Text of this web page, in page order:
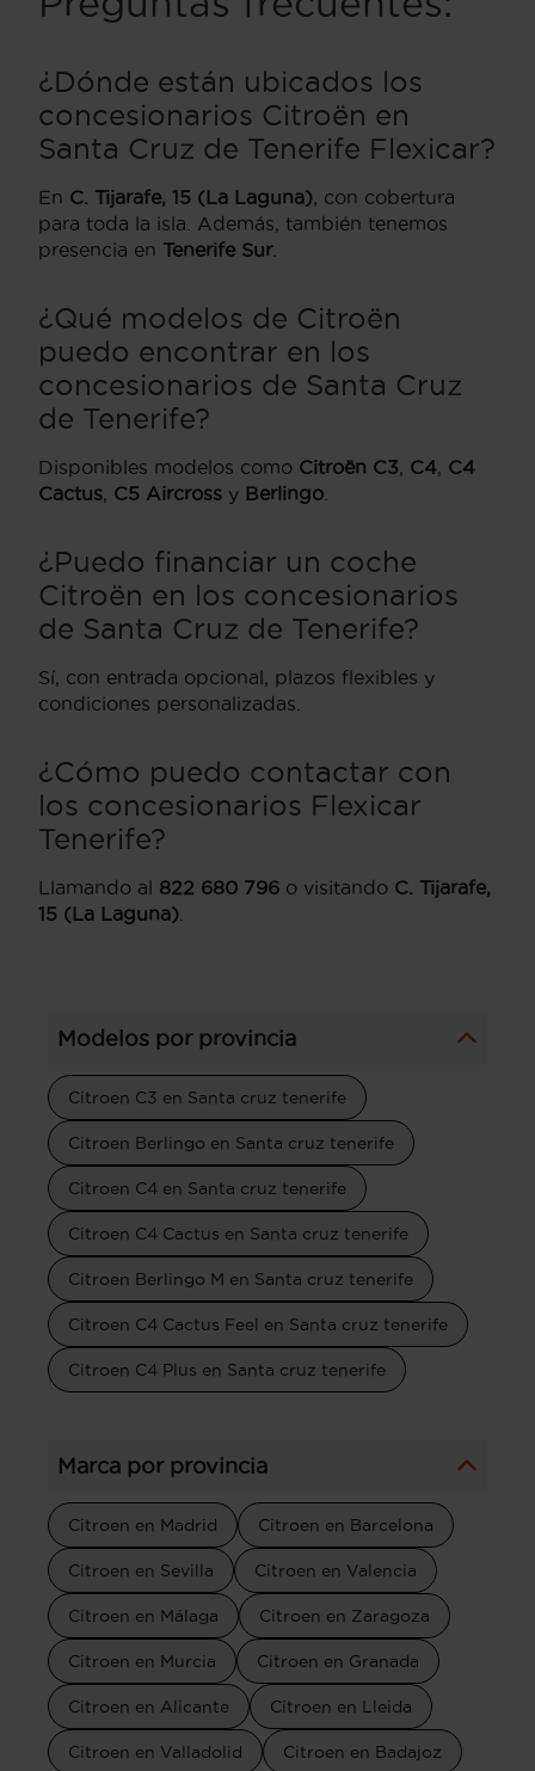
¿Dónde están ubicados los
concesionarios Citroën en
Santa Cruz de Tenerife Flexicar?
En C. Tijarafe, 15 (La Laguna) , con cobertura
para toda la isla. Además, también tenemos
presencia en Tenerife Sur.
¿Qué modelos de Citroën
puedo encontrar en los
concesionarios de Santa Cruz
de Tenerife?
Disponibles modelos como Citroën C3 C4 C4
Cactus C5 Aircross y Berlingo
¿Puedo financiar un coche
Citroën en los concesionarios
de Santa Cruz de Tenerife?
Sí, con entrada opcional, plazos flexibles y
condiciones personalizadas.
¿Cómo puedo contactar con
los concesionarios Flexicar
Tenerife?
Llamando al 822 680 796 o visitando C. Tijarafe,
15 (La Laguna)
Modelos por provincia
Citroen C3 en Santa cruz tenerife
Citroen Berlingo en Santa cruz tenerife
Citroen C4 en Santa cruz tenerife
Citroen C4 Cactus en Santa cruz tenerife
Citroen Berlingo M en Santa cruz tenerife
Citroen C4 Cactus Feel en Santa cruz tenerife
Citroen C4 Plus en Santa cruz tenerife
Marca por provincia
Citroen en Madrid Citroen en Barcelona
Citroen en Sevilla Citroen en Valencia
Citroen en Málaga Citroen en Zaragoza
Citroen en Murcia Citroen en Granada
Citroen en Alicante Citroen en Lleida
Citroen en Valladolid Citroen en Badajoz